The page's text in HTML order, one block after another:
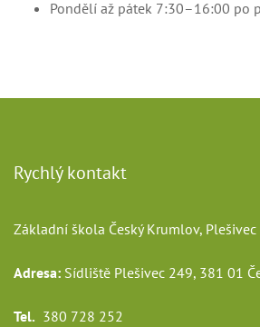
Pondělí až pátek 7:30–16:00 po
Rychlý kontakt
Základní škola Český Krumlov,
Adresa: Sídliště Plešivec 249, 381 01
Tel. 380 728 252